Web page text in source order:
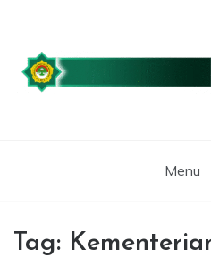
content
Menu
Tag: